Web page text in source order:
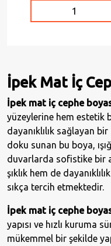
1
İpek Mat İç
İpek mat iç cephe
yüzeylerine hem estetik
dayanıklılık sağlayan
doku sunan bu boya,
duvarlarda sofistike bir
şıklık hem de
sıkça tercih etmektedir.
İpek mat iç cephe
yapısı ve hızlı kuruma
mükemmel bir şekilde